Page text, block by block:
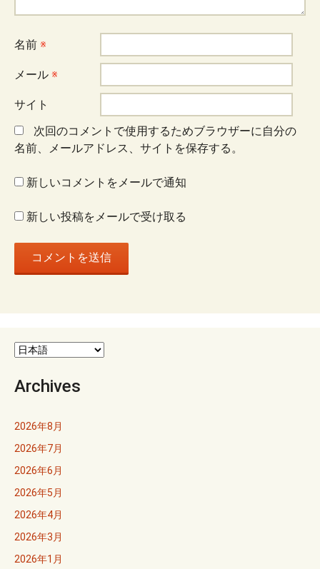
名前 ※
メール ※
サイト
次回のコメントで使用するためブラウザーに自分の
名前、メールアドレス、サイトを保存する。
新しいコメントをメールで通知
新しい投稿をメールで受け取る
Archives
2026年8月
2026年7月
2026年6月
2026年5月
2026年4月
2026年3月
2026年1月